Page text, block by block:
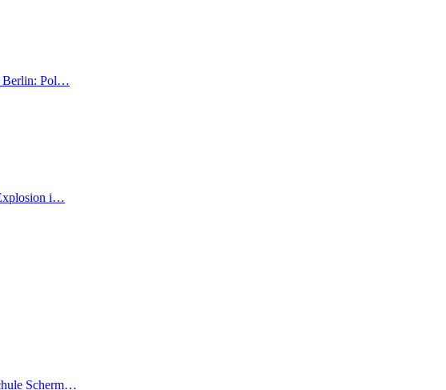
Berlin: Pol…
i…
Scherm…